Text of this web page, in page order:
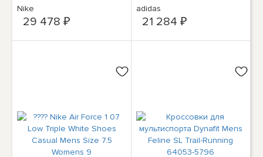
Nike
29 478 ₽
CM7486 Для бега на
открытом воздухе
adidas
21 284 ₽